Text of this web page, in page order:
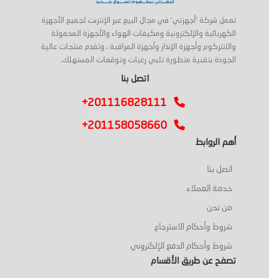
تعمل شركة 'أجهزتي' في مجال البيع عبر الإنترنت لجميع الأجهزة
الكهربائية والإلكترونية ومكيفات الهواء والأجهزة المحمولة
والانتركوم وأجهزة الإنذار وأجهزة المراقبة ، وتقدم منتجات عالية
الجودة بتقنية متطورة تلبي رغبات وتوقعات المستهلك.
اتصل بنا
+201116828111
+201158058660
أهم الروابط
اتصل بنا
خدمة العملاء
من نحن
شروط وأحكام الاسترجاع
شروط وأحكام الدفع الإلكتروني
تصفح عن طريق الأقسام